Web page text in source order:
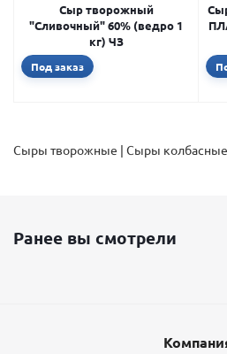
Сыр творожный
"Сливочный" 60% (ведро 1
кг) ЧЗ
Под заказ
Сыры творожные | Сыры
Ранее вы смотрели